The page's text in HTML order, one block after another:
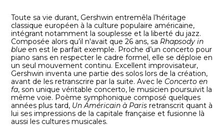
Toute sa vie durant, Gershwin entremêla l’héritage
classique européen à la culture populaire américaine,
intégrant notamment la souplesse et la liberté du jazz.
Composée alors qu’il n'avait que 26 ans, sa Rhapsody in
blue en est le parfait exemple. Proche d’un concerto pour
piano sans en respecter le cadre formel, elle se déploie en
un seul mouvement continu. Excellent improvisateur,
Gershwin inventa une partie des solos lors de la création,
avant de les retranscrire par la suite. Avec le Concerto en
fa, son unique véritable concerto, le musicien poursuivit la
même voie. Poème symphonique composé quelques
années plus tard, Un Américain à Paris retranscrit quant à
lui ses impressions de la capitale française et fusionne là
aussi les cultures musicales.